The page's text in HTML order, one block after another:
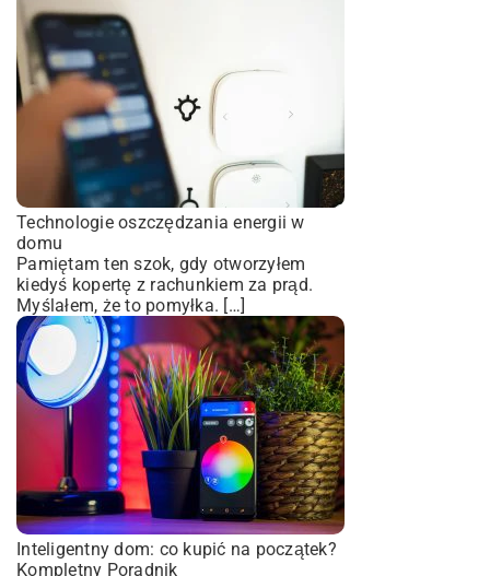
Technologie oszczędzania energii w
domu
Pamiętam ten szok, gdy otworzyłem
kiedyś kopertę z rachunkiem za prąd.
Myślałem, że to pomyłka. […]
Inteligentny dom: co kupić na początek?
Kompletny Poradnik